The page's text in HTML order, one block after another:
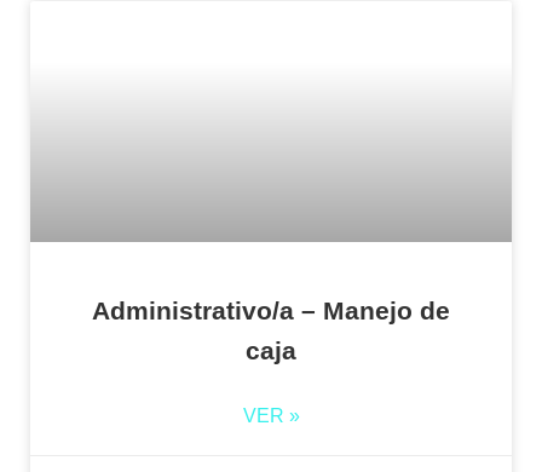
Administrativo/a – Manejo de
caja
VER »